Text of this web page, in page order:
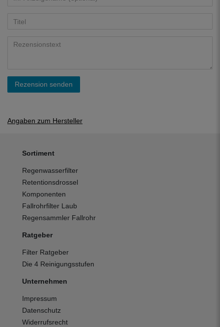
Rezension senden
Angaben zum Hersteller
Sortiment
Regenwasserfilter
Retentionsdrossel
Komponenten
Fallrohrfilter Laub
Regensammler Fallrohr
Ratgeber
Filter Ratgeber
Die 4 Reinigungsstufen
Unternehmen
Impressum
Datenschutz
Widerrufsrecht